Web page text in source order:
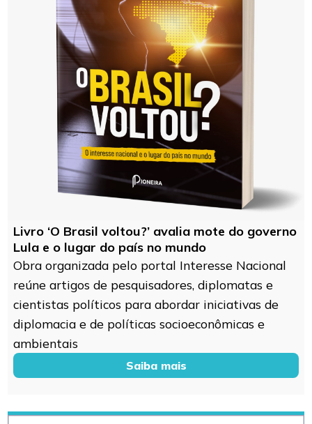
Livro ‘O Brasil voltou?’ avalia mote do governo
Lula e o lugar do país no mundo
Obra organizada pelo portal Interesse Nacional
reúne artigos de pesquisadores, diplomatas e
cientistas políticos para abordar iniciativas de
diplomacia e de políticas socioeconômicas e
ambientais
Saiba mais